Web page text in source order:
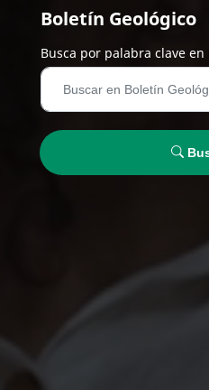
Boletín Geológico
Busca por palabra clave